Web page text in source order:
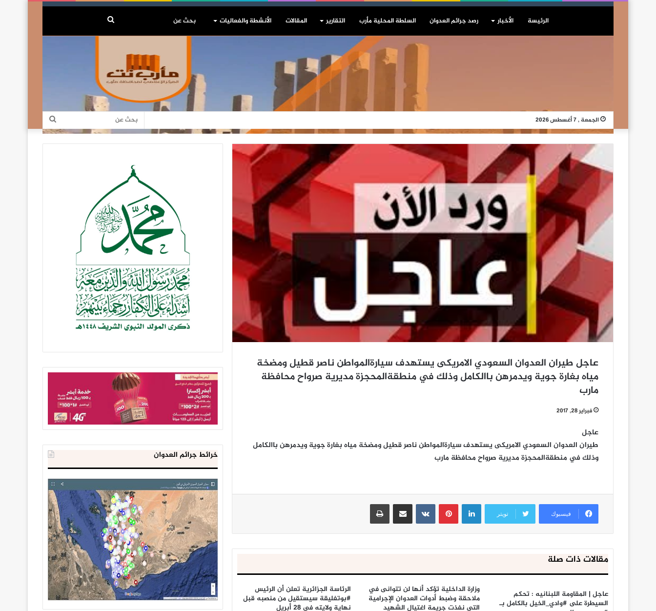
الرئيسة الأخبار رصد جرائم العدوان السلطة المحلية مأرب التقارير المقالات الأنشطة والفعاليات بحث
الجمعة , 7 أغسطس 2026
بحث
عن
عاجل طيران العدوان السعودي الامريكى يستهدف سيارةالمواطن ناصر قطيل ومضخة
مياه بغارة جوية ويدمرهن باالكامل وذلك في منطقةالمحجزة مديرية صرواح محافظة
مارب
فبراير 28, 2017
عاجل
طيران العدوان السعودي الامريكى يستهدف سيارةالمواطن ناصر قطيل ومضخة مياه بغارة جوية ويدمرهن باالكامل
وذلك في منطقةالمحجزة مديرية صرواح محافظة مارب
فيسبوك تويتر
لينكدإنبينتيريست مشاركة عبر البريد طباعة
مقالات ذات صلة
عاجل | المقاومة اللبنانيه : تحكم
السيطرة على #وادي_الخيل بالكامل بـ
وزارة الداخلية تؤكد أنها لن تتوانى في
ملاحقة وضبط أدوات العدوان الإجرامية
التي نفذت جريمة اغتيال الشهيد
الرئاسة الجزائرية تعلن أن الرئيس
#بوتفليقة سيستقيل من منصبه قبل
نهاية ولايته في 28 أبريل
خرائط جرائم العدوان